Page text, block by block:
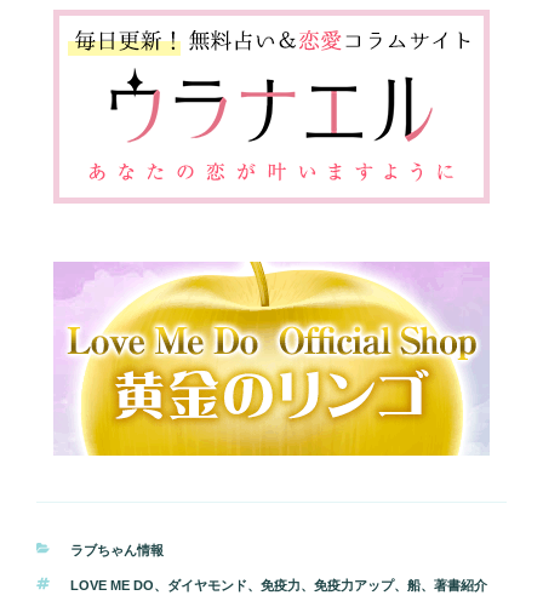
カ
ゴ
ラブちゃん情報
タ
LOVE ME DO、 ダイヤモンド、 免疫力、 免疫力アップ、 船、 著書紹介